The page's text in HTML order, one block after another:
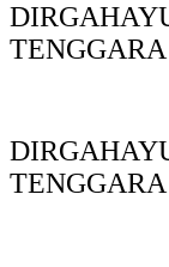
TENGGARA
TENGGARA